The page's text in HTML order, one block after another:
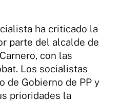
ha criticado la
parte del alcalde de
con las
Los socialistas
de Gobierno de PP y
prioridades la